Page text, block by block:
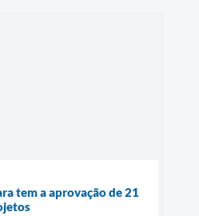
tem a aprovação de 21